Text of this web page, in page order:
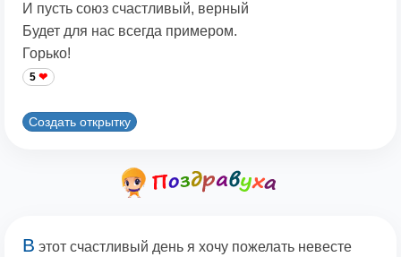
И пусть союз счастливый, верный
Будет для нас всегда примером.
Горько!
5
Создать открытку
В этот счастливый день я хочу пожелать невесте